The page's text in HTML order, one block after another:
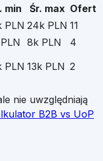
min Śr. max Ofert
PLN 24k PLN 11
8k PLN
4
PLN 13k PLN 2
nie uwzględniają
B2B vs UoP